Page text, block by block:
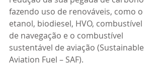
fazendo uso de renováveis, como o
etanol, biodiesel, HVO, combustível
de navegação e o combustível
sustentável de aviação (Sustainable
Aviation Fuel – SAF).